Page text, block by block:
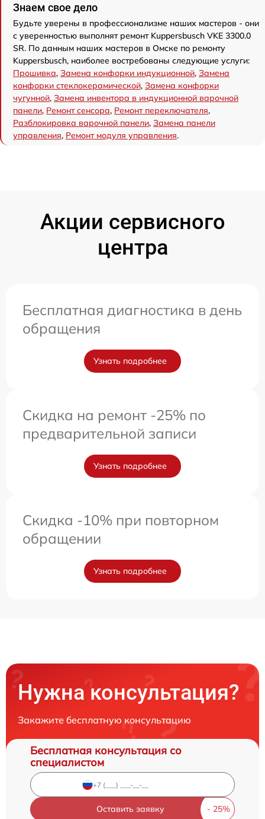
Знаем свое дело
Будьте уверены в профессионализме наших мастеров - они
с уверенностью выполнят ремонт Kuppersbusch VKE 3300.0
SR. По данным наших мастеров в Омске по ремонту
Kuppersbusch, наиболее востребованы следующие услуги:
Прошивка, Замена конфорки индукционной, Замена
конфорки стеклокерамической, Замена конфорки
чугунной, Замена инвентора в индукционной варочной
панели, Ремонт сенсора, Ремонт переключателя,
Разблокировка варочной панели, Замена панели
управления, Ремонт модуля управления.
Акции сервисного
центра
Бесплатная диагностика в день
обращения
Узнать подробнее
Скидка на ремонт -25% по
предварительной записи
Узнать подробнее
Скидка -10% при повторном
обращении
Узнать подробнее
Нужна консультация?
Закажите бесплатную консультацию
Бесплатная консультация со
специалистом
Оставить заявку